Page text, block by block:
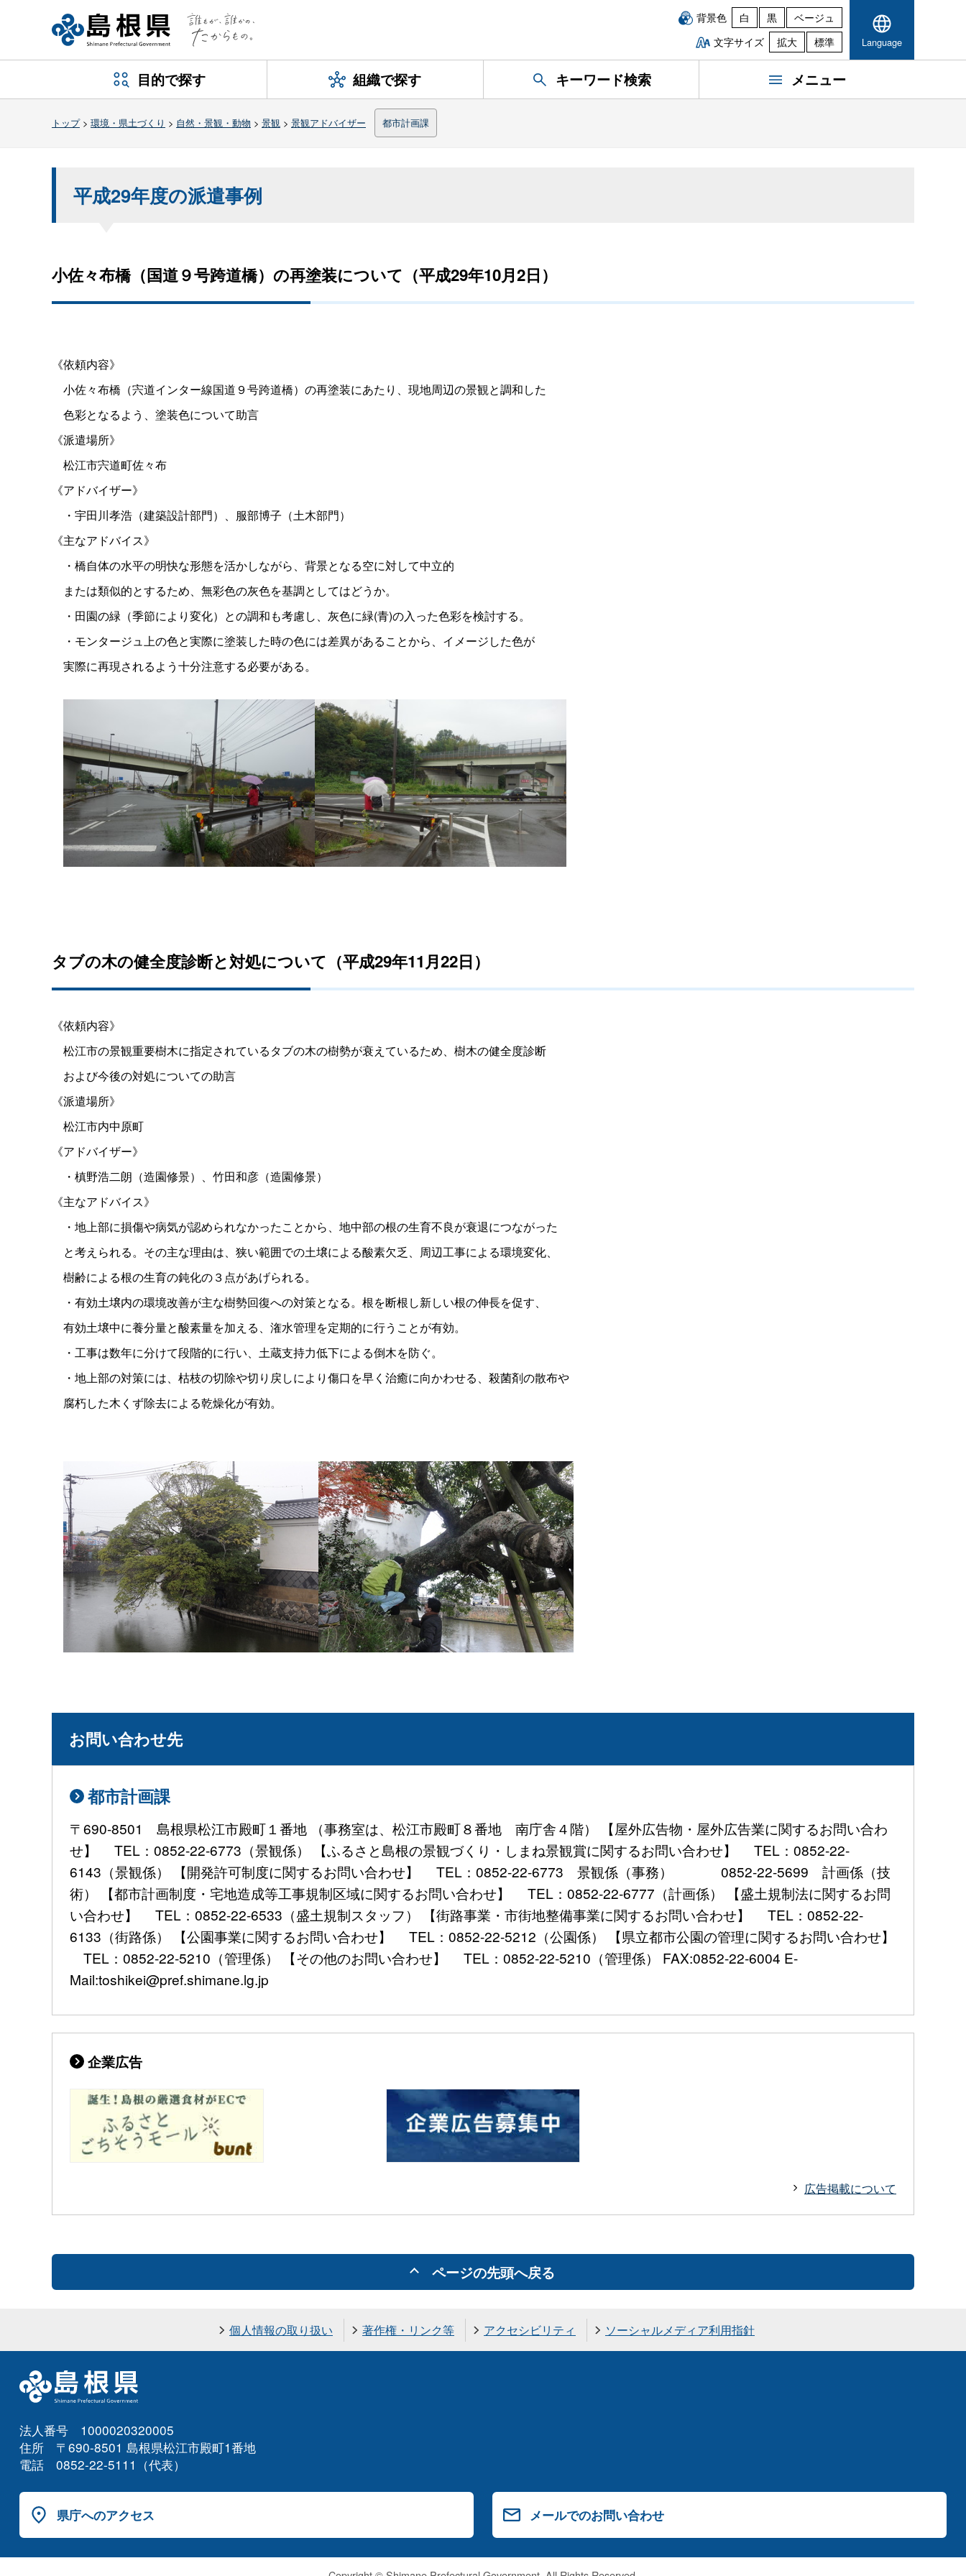
背景色 白 黒
ベージュ
文字サイズ
拡大 標準 Language
目的で探す 組織で探す キーワード検索 メニュー
トップ> 環境・県土づくり > 自然・景観・動物 > 景観 > 景観アドバイザー 都市計画課
平成29年度の派遣事例
小佐々布橋（国道９号跨道橋）の再塗装について（平成29年10月2日）
《依頼内容》
小佐々布橋（宍道インター線国道９号跨道橋）の再塗装にあたり、現地周辺の景観と調和した
色彩となるよう、塗装色について助言
《派遣場所》
松江市宍道町佐々布
《アドバイザー》
・宇田川孝浩（建築設計部門）、服部博子（土木部門）
《主なアドバイス》
・橋自体の水平の明快な形態を活かしながら、背景となる空に対して中立的
または類似的とするため、無彩色の灰色を基調としてはどうか。
・田園の緑（季節により変化）との調和も考慮し、灰色に緑(青)の入った色彩を検討する。
・モンタージュ上の色と実際に塗装した時の色には差異があることから、イメージした色が
実際に再現されるよう十分注意する必要がある。
タブの木の健全度診断と対処について（平成29年11月22日）
《依頼内容》
松江市の景観重要樹木に指定されているタブの木の樹勢が衰えているため、樹木の健全度診断
および今後の対処についての助言
《派遣場所》
松江市内中原町
《アドバイザー》
・槙野浩二朗（造園修景）、竹田和彦（造園修景）
《主なアドバイス》
・地上部に損傷や病気が認められなかったことから、地中部の根の生育不良が衰退につながった
と考えられる。その主な理由は、狭い範囲での土壌による酸素欠乏、周辺工事による環境変化、
樹齢による根の生育の鈍化の３点があげられる。
・有効土壌内の環境改善が主な樹勢回復への対策となる。根を断根し新しい根の伸長を促す、
有効土壌中に養分量と酸素量を加える、潅水管理を定期的に行うことが有効。
・工事は数年に分けて段階的に行い、土蔵支持力低下による倒木を防ぐ。
・地上部の対策には、枯枝の切除や切り戻しにより傷口を早く治癒に向かわせる、殺菌剤の散布や
腐朽した木くず除去による乾燥化が有効。
お問い合わせ先
都市計画課
〒690-8501 島根県松江市殿町１番地 （事務室は、松江市殿町８番地 南庁舎４階） 【屋外広告物・屋外広告業に関するお問い合わ
せ】 TEL：0852-22-6773（景観係） 【ふるさと島根の景観づくり・しまね景観賞に関するお問い合わせ】 TEL：0852-22-
6143（景観係） 【開発許可制度に関するお問い合わせ】 TEL：0852-22-6773 景観係（事務） 0852-22-5699 計画係（技
術） 【都市計画制度・宅地造成等工事規制区域に関するお問い合わせ】 TEL：0852-22-6777（計画係） 【盛土規制法に関するお問
い合わせ】 TEL：0852-22-6533（盛土規制スタッフ） 【街路事業・市街地整備事業に関するお問い合わせ】 TEL：0852-22-
6133（街路係） 【公園事業に関するお問い合わせ】 TEL：0852-22-5212（公園係） 【県立都市公園の管理に関するお問い合わせ】
TEL：0852-22-5210（管理係） 【その他のお問い合わせ】 TEL：0852-22-5210（管理係） FAX:0852-22-6004 E-
Mail:toshikei@pref.shimane.lg.jp
企業広告
広告掲載について
ページの先頭へ戻る
個人情報の取り扱い 著作権・リンク等 アクセシビリティ ソーシャルメディア利用指針
法人番号 1000020320005
住所 〒690-8501 島根県松江市殿町1番地
電話 0852-22-5111（代表）
県庁へのアクセス メールでのお問い合わせ